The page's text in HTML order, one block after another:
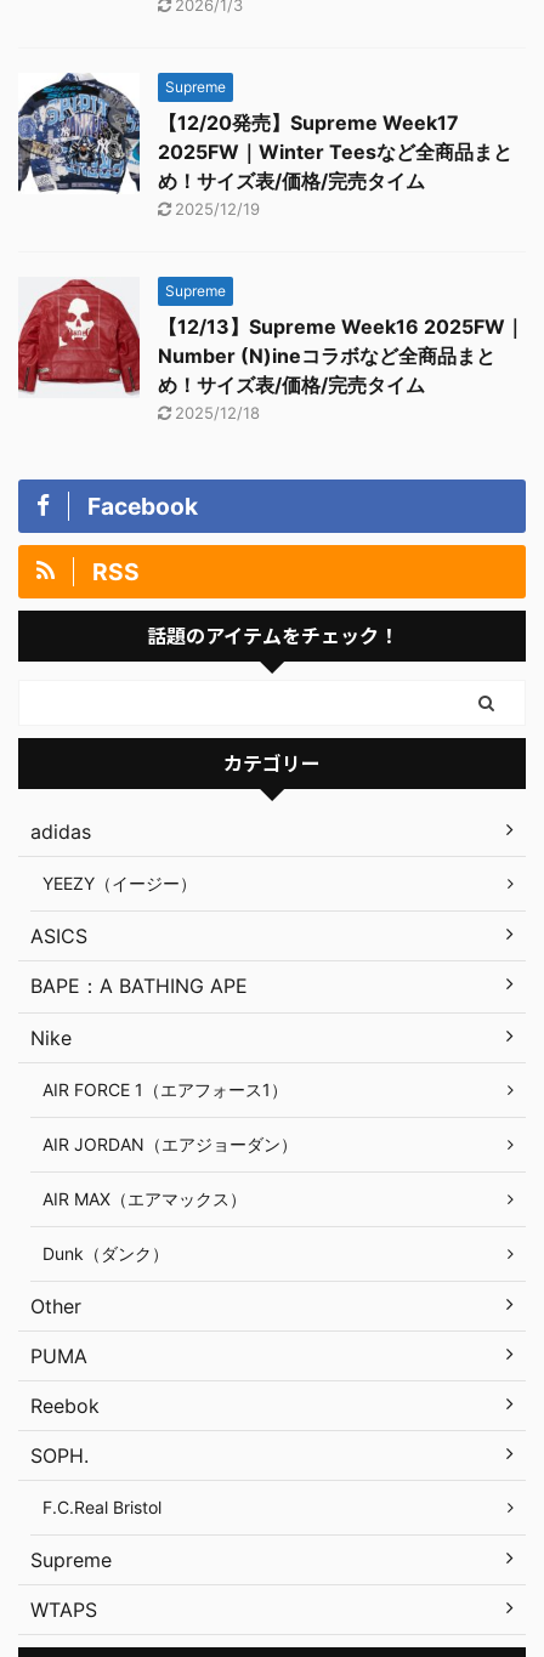
2026/1/3
Supreme
【12/20発売】Supreme Week17
2025FW｜Winter Teesなど全商品まと
め！サイズ表/価格/完売タイム
2025/12/19
Supreme
【12/13】Supreme Week16 2025FW｜
Number (N)ineコラボなど全商品まと
め！サイズ表/価格/完売タイム
2025/12/18
Facebook
RSS
話題のアイテムをチェック！
カテゴリー
adidas
YEEZY（イージー）
ASICS
BAPE：A BATHING APE
Nike
AIR FORCE 1（エアフォース1）
AIR JORDAN（エアジョーダン）
AIR MAX（エアマックス）
Dunk（ダンク）
Other
PUMA
Reebok
SOPH.
F.C.Real Bristol
Supreme
WTAPS